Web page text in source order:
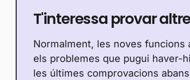
T'interessa provar
Normalment, les noves funcions
els problemes que pugui haver-
les últimes comprovacions